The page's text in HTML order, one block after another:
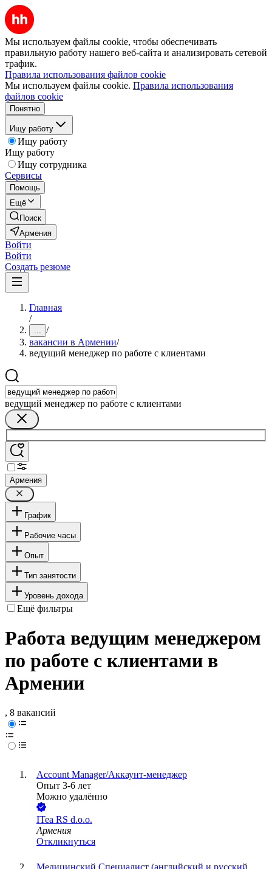
Мы используем файлы cookie, чтобы обеспечивать
правильную работу нашего веб-сайта и анализировать сетевой
трафик.
Правила использования файлов cookie
Мы используем файлы cookie. Правила использования
файлов cookie
Понятно
Ищу работу
Ищу работу
Ищу работу
Ищу сотрудника
Сервисы
Помощь
Ещё
Поиск
Армения
Войти
Войти
Создать резюме
Главная
/
... /
вакансии в Армении/
ведущий менеджер по работе с клиентами
ведущий менеджер по работе с клиентами
Армения
График
Рабочие часы
Опыт
Тип занятости
Уровень дохода
Ещё фильтры
Работа ведущим менеджером
по работе с клиентами в
Армении
, 8 вакансий
Account Manager/Аккаунт-менеджер
Опыт 3-6 лет
Можно удалённо
ITea RS d.o.o.
Армения
Откликнуться